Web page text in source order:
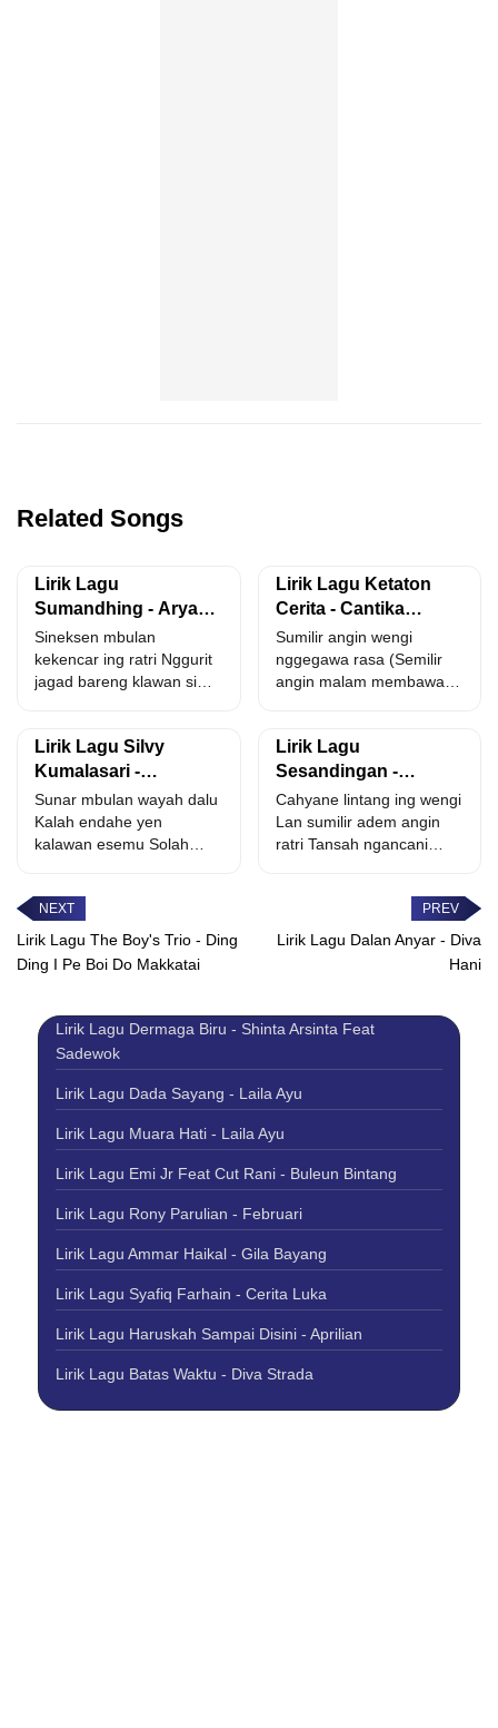
Related Songs
Lirik Lagu
Sumandhing - Arya
Galih feat. Rini
Epeledut
Sineksen mbulan
kekencar ing ratri Nggurit
jagad bareng klawan si
Lirik Lagu Ketaton
Cerita - Cantika
Nuswantoro Adella
Sumilir angin wengi
nggegawa rasa (Semilir
angin malam membawa
Lirik Lagu Silvy
Kumalasari -
Jalaraning Tresna
Sunar mbulan wayah dalu
Kalah endahe yen
kalawan esemu Solah
Lirik Lagu
Sesandingan -
Lintang Kairo
Cahyane lintang ing wengi
Lan sumilir adem angin
ratri Tansah ngancani
Lirik Lagu The Boy's Trio - Ding
Ding I Pe Boi Do Makkatai
Lirik Lagu Dalan Anyar - Diva
Hani
Lirik Lagu Dermaga Biru - Shinta Arsinta Feat
Sadewok
Lirik Lagu Dada Sayang - Laila Ayu
Lirik Lagu Muara Hati - Laila Ayu
Lirik Lagu Emi Jr Feat Cut Rani - Buleun Bintang
Lirik Lagu Rony Parulian - Februari
Lirik Lagu Ammar Haikal - Gila Bayang
Lirik Lagu Syafiq Farhain - Cerita Luka
Lirik Lagu Haruskah Sampai Disini - Aprilian
Lirik Lagu Batas Waktu - Diva Strada